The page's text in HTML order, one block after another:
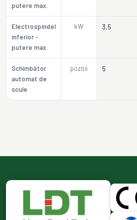
putere max.
Electrospindel
inferior -
putere max.
kW 3,5
Schimbător
automat de
scule
poziții 5